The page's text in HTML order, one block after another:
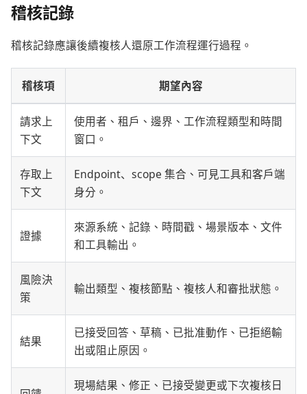
稽核記錄
稽核記錄應讓後續複核人還原工作流程運行過程。
稽核項 期望內容
請求上
下文
使用者、租戶、邊界、工作流程類型和時間
窗口。
存取上
下文
Endpoint、scope 集合、可見工具和客戶端
身分。
證據
來源系統、記錄、時間戳、場景版本、文件
和工具輸出。
風險決
策
輸出類型、複核節點、複核人和審批狀態。
結果
已接受回答、草稿、已批准動作、已拒絕輸
出或阻止原因。
現場結果、修正、已接受變更或下次複核日